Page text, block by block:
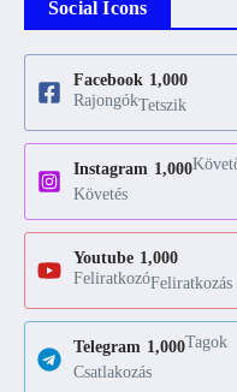
Social Icons
Facebook 1,000
RajongókTetszik
Instagram 1,000
Követés
Youtube 1,000
FeliratkozóFeliratkozás
Telegram 1,000Tagok
Csatlakozás